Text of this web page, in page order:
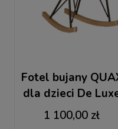
Fotel bujany
dla dzieci De
Saffran
1 100,00 zł